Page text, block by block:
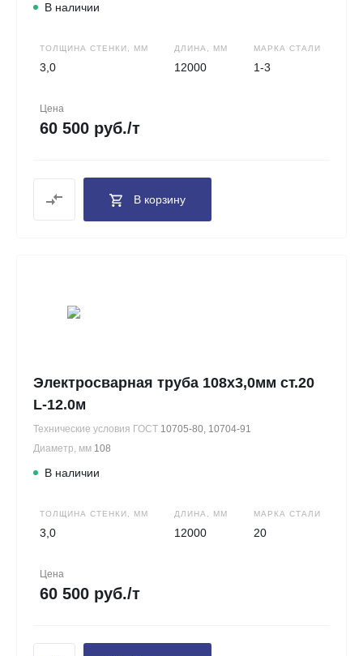
В наличии
ТОЛЩИНА СТЕНКИ, ММ
3,0
ДЛИНА, ММ
12000
МАРКА СТАЛИ
1-3
Цена
60 500 руб./т
В корзину
Электросварная труба 108х3,0мм ст.20
L-12.0м
Технические условия ГОСТ 10705-80, 10704-91
Диаметр, мм 108
В наличии
ТОЛЩИНА СТЕНКИ, ММ
3,0
ДЛИНА, ММ
12000
МАРКА СТАЛИ
20
Цена
60 500 руб./т